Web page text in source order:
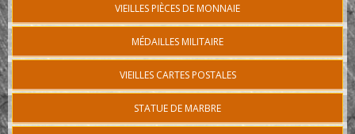
VIEILLES PIÈCES DE MONNAIE
MÉDAILLES MILITAIRE
VIEILLES CARTES POSTALES
STATUE DE MARBRE